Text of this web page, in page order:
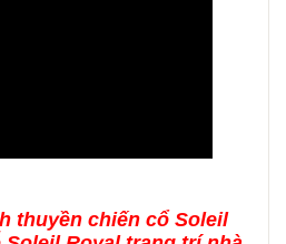
thuyền chiến cổ Soleil